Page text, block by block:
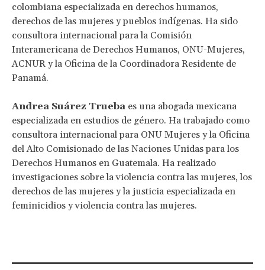
colombiana especializada en derechos humanos,
derechos de las mujeres y pueblos indígenas. Ha sido
consultora internacional para la Comisión
Interamericana de Derechos Humanos, ONU-Mujeres,
ACNUR y la Oficina de la Coordinadora Residente de
Panamá.
Andrea Suárez Trueba es una abogada mexicana
especializada en estudios de género. Ha trabajado como
consultora internacional para ONU Mujeres y la Oficina
del Alto Comisionado de las Naciones Unidas para los
Derechos Humanos en Guatemala. Ha realizado
investigaciones sobre la violencia contra las mujeres, los
derechos de las mujeres y la justicia especializada en
feminicidios y violencia contra las mujeres.